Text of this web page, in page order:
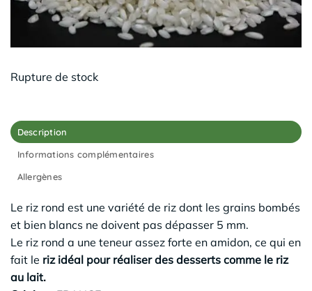
Rupture de stock
Description
Informations complémentaires
Allergènes
Le riz rond est une variété de riz dont les grains bombés
et bien blancs ne doivent pas dépasser 5 mm.
Le riz rond a une teneur assez forte en amidon, ce qui en
fait le riz idéal pour réaliser des desserts comme le riz
au lait.